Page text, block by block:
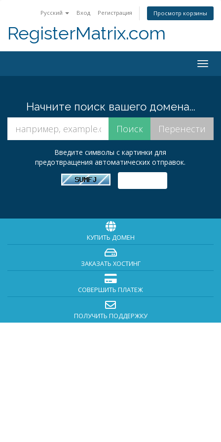
Русский Вход Регистрация Просмотр корзины
RegisterMatrix.com
Начните поиск вашего домена...
Введите символы с картинки для
предотвращения автоматических отправок.
КУПИТЬ ДОМЕН
ЗАКАЗАТЬ ХОСТИНГ
СОВЕРШИТЬ ПЛАТЕЖ
ПОЛУЧИТЬ ПОДДЕРЖКУ